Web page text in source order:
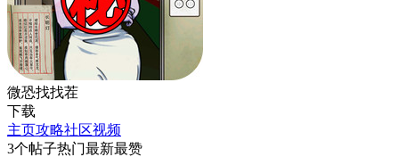
微恐找找茬
下载
主页攻略社区视频
3个帖子热门最新最赞